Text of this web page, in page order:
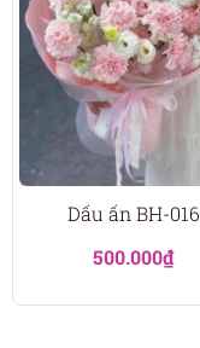
Dấu ấn BH-016
500.000₫